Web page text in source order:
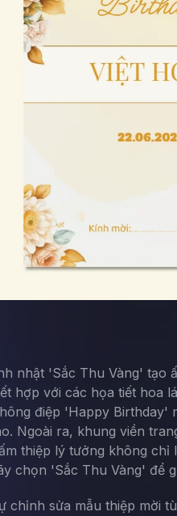
nhật 'Sắc Thu Vàng' tạo
hợp với các họa tiết hoa
điệp 'Happy
Ngoài ra, khung viền
thiệp lý tưởng không
chọn 'Sắc Thu Vàng' để
chỉnh sửa mẫu thiệp mời